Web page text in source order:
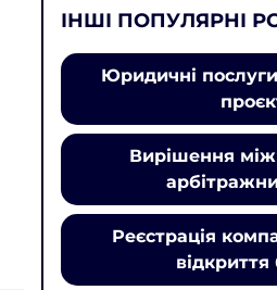
ІНШІ ПОПУЛЯРНІ
Юридичні
Вирішення
Реєстрація
відкриття